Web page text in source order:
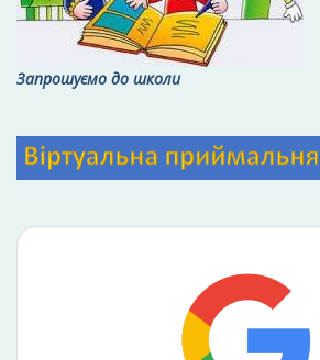
Запрошуємо до школи